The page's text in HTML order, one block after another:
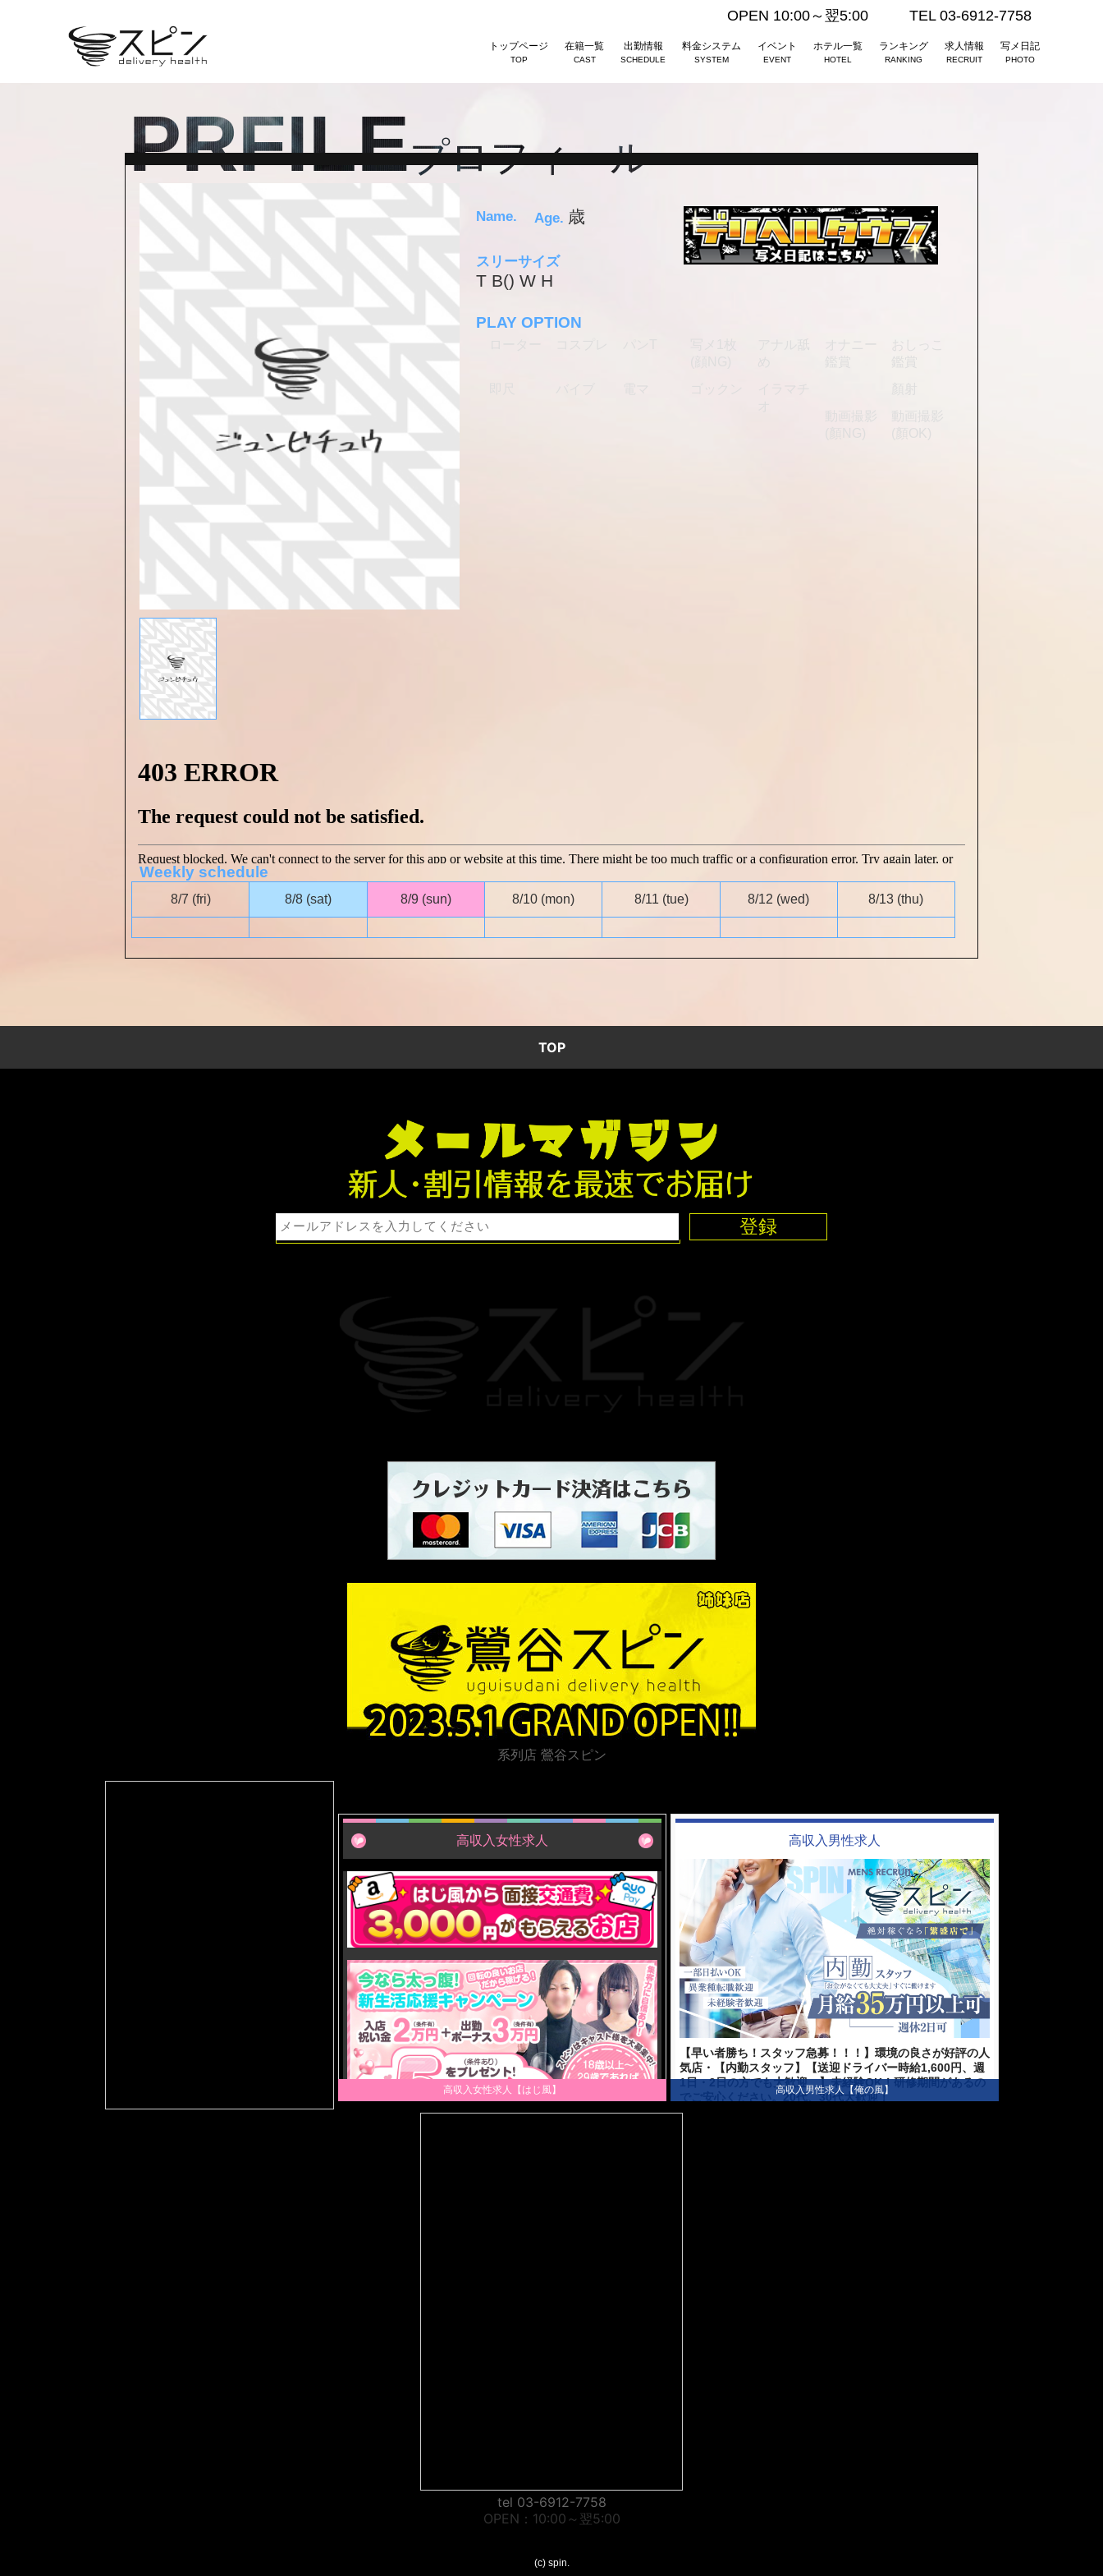
OPEN 10:00～翌5:00 TEL 03-6912-7758
トップページ
TOP
在籍一覧
CAST
出勤情報
SCHEDULE
料金システム
SYSTEM
イベント
EVENT
ホテル一覧
HOTEL
ランキング
RANKING
求人情報
RECRUIT
写メ日記
PHOTO
PRFILEプロフィール
Name. Age. 歳
スリーサイズ
T B() W H
PLAY OPTION
アナル舐
おしっこ
(顏OK)
Weekly schedule
8/7 (fri) 8/8 (sat) 8/9 (sun) 8/10 (mon) 8/11 (tue) 8/12 (wed) 8/13 (thu)
TOP
系列店 鶯谷スピン
tel 03-6912-7758
OPEN：10:00～翌5:00
(c) spin.